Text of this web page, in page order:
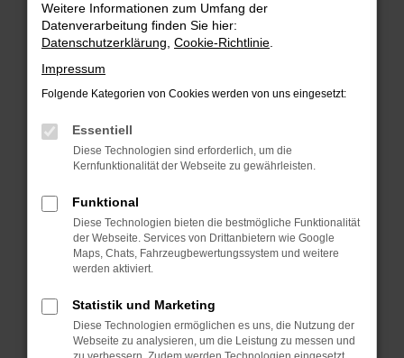
Überprüfe deine Firewall und deine
Internetverbindung.
Laden andere Webseiten, zum Beispiel deine
Suchmaschine?
Prüfe deine Browsererweiterungen.
Manche Erweiterungen, wie Werbeblocker,
können das Laden bestimmter Seiten
verhindern. Funktioniert die Seite in einem
Fenster?
Starte dein Gerät neu.
Das kann manchmal helfen, vorübergehende
Probleme zu beheben.
Betriebssystem auf dem neuesten Stand
sind.
Veraltete Software birgt nicht nur ein
Weitere Informationen zum Umfang der
Datenverarbeitung finden Sie hier:
Datenschutzerklärung Cookie-Richtlinie
Impressum
Folgende Kategorien von Cookies werden von uns eingesetzt:
Essentiell
Diese Technologien sind erforderlich, um die
Kernfunktionalität der Webseite zu gewährleisten.
Funktional
Diese Technologien bieten die bestmögliche Funktionalität
der Webseite. Services von Drittanbietern wie Google
Maps, Chats, Fahrzeugbewertungssystem und weitere
werden aktiviert.
Statistik und Marketing
Diese Technologien ermöglichen es uns, die Nutzung der
Webseite zu analysieren, um die Leistung zu messen und